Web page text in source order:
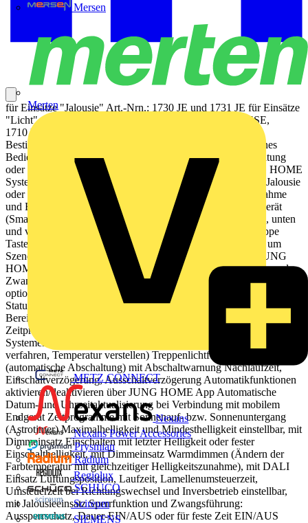
Mersen
Merten
METZ CONNECT
Nexans
Nexans Power Accessories
Prysmian
Radium
Regiolux
SCHÜCO
Scireum
SIEMENS
für Einsätze "Jalousie" Art.-Nrn.: 1730 JE und 1731 JE für Einsätze
"Licht" Art.-Nrn.: 1701 SE, 1701 PSE, 1702 SE, 1704 ESE,
1710 DE, 1711 DE, 1712 DE, 1713 DSTE, 1723 NE
Bestimmungsgemäßer Gebrauch Manuelles und automatisches
Bedienen von z. B. Jalousien, Rollladen, Markisen, Beleuchtung
oder Lüftern Drahtlose Verknüpfung mit Geräten des JUNG HOME
Systems Betrieb mit Systemeinsatz zum Schalten, Dimmen, Jalousie
oder Nebenstelle 3-Draht Produkteigenschaften Inbetriebnahme
und Bedienung über JUNG HOME App mit mobilem Endgerät
(Smartphone oder Tablet) über Bluetooth® Bedienung oben, unten
und vollflächig mit bis zu 2 verknüpften Funktionen pro Wippe
Tasten nutzen zur Steuerung von Bereichen (Gruppen) oder um
Szenen aufzurufen Tasten nutzen, um drahtlos verknüpfte JUNG
HOME Geräte zu bedienen Tasten nutzen, um Sperrfunktion und
Zwangsführung auszulösen Mehrfarbige Statusanzeige mit
optionalem Nachtmodus Rückmeldung des Lastzustands über
Status-LED Sperren der lokalen Bedienung Einbindung der Last in
Bereiche (Gruppen), Zentralfunktionen und Szenen Bis zu 16
Zeitprogramme steuern die Funktionen des jeweiligen
Systemeinsatzes (Einschalten, Ausschalten, Dimmen, Jalousie
verfahren, Temperatur verstellen) Treppenlichtfunktion
(automatische Abschaltung) mit Abschaltwarnung Nachlaufzeit,
Einschaltverzögerung, Ausschaltverzögerung Automatikfunktionen
aktivieren/deaktivieren über JUNG HOME App Automatische
Datum- und Uhrzeitaktualisierung bei Verbindung mit mobilem
Endgerät Zeitprogramme mit Sonnenauf- bzw. Sonnenuntergang
(Astrotimer) Maximalhelligkeit und Mindesthelligkeit einstellbar, mit
Dimmeinsatz Einschalten mit letzter Helligkeit oder fester
Einschalthelligkeit, mit Dimmeinsatz Warmdimmen (Ändern der
Farbtemperatur mit gleichzeitiger Helligkeitszunahme), mit DALI
Einsatz Lüftungsposition, Laufzeit, Lamellenumsteuerzeit,
Umsteuerzeit bei Richtungswechsel und Inversbetrieb einstellbar,
mit Jalousieeinsatz Sperrfunktion und Zwangsführung:
Aussperrschutz, Dauer-EIN/AUS oder für feste Zeit EIN/AUS